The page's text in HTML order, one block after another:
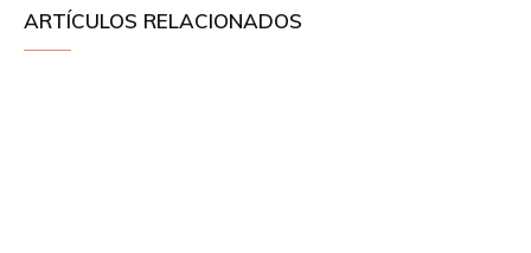
ARTÍCULOS RELACIONADOS